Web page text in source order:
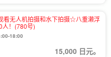
看无人机拍摄和水下拍摄☆八重濑浮
！(780号)
18:00
15,000 日元。